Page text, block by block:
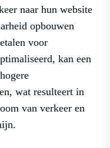
naar hun website
opbouwen
voor
kan een
wat resulteert in
van verkeer en